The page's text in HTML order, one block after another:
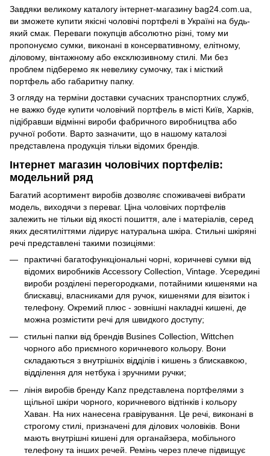
Завдяки великому каталогу інтернет-магазину bag24.com.ua,
ви зможете купити якісні чоловічі портфелі в Україні на будь-
який смак. Переваги покупців абсолютно різні, тому ми
пропонуємо сумки, виконані в консервативному, елітному,
діловому, вінтажному або ексклюзивному стилі. Ми без
проблем підберемо як невелику сумочку, так і місткий
портфель або габаритну папку.
З огляду на терміни доставки сучасних транспортних служб,
не важко буде купити чоловічий портфель в місті Київ, Харків,
підібравши відмінні вироби фабричного виробництва або
ручної роботи. Варто зазначити, що в нашому каталозі
представлена продукція тільки відомих брендів.
Інтернет магазин чоловічих портфелів:
модельний ряд
Багатий асортимент виробів дозволяє споживачеві вибрати
модель, виходячи з переваг. Ціна чоловічих портфелів
залежить не тільки від якості пошиття, але і матеріалів, серед
яких десятиліттями лідирує натуральна шкіра. Стильні шкіряні
речі представлені такими позиціями:
практичні багатофункціональні чорні, коричневі сумки від
відомих виробників Accessory Collection, Vintage. Усередині
вироби розділені перегородками, потайними кишенями на
блискавці, власниками для ручок, кишенями для візиток і
телефону. Окремий плюс - зовнішні накладні кишені, де
можна розмістити речі для швидкого доступу;
стильні папки від брендів Busines Collection, Wittchen
чорного або приємного коричневого кольору. Вони
складаються з внутрішніх відділів і кишень з блискавкою,
відділення для нетбука і зручними ручки;
лінія виробів бренду Kanz представлена портфелями з
щільної шкіри чорного, коричневого відтінків і кольору
Хаван. На них нанесена гравірування. Це речі, виконані в
строгому стилі, призначені для ділових чоловіків. Вони
мають внутрішні кишені для органайзера, мобільного
телефону та інших речей. Ремінь через плече підвищує